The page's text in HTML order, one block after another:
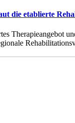
die etablierte
Therapieangebot